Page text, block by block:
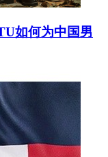
如何为中国男